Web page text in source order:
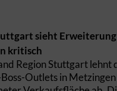
sieht
kritisch
Region Stuttgart lehnt
Outlets in